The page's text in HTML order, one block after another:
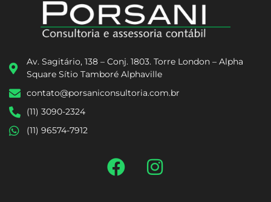
Av. Sagitário, 138 – Conj. 1803. Torre London – Alpha
Square Sítio Tamboré Alphaville
contato@porsaniconsultoria.com.br
(11) 3090-2324
(11) 96574-7912